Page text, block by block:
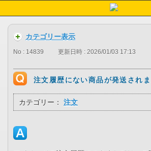
カテゴリー表示
No : 14839 更新日時 : 2026/01/03 17:13
注文履歴にない商品が発送されま
カテゴリー： 注文